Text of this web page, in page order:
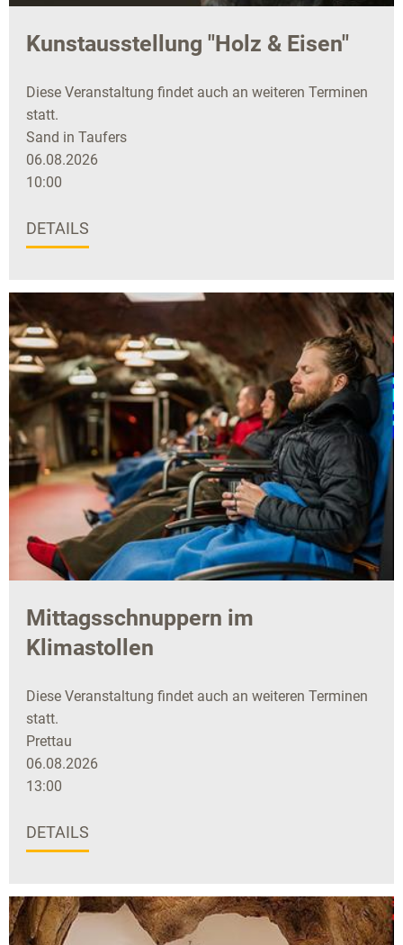
Kunstausstellung "Holz & Eisen"
Diese Veranstaltung findet auch an weiteren Terminen
statt.
Sand in Taufers
06.08.2026
10:00
DETAILS
Mittagsschnuppern im
Klimastollen
Diese Veranstaltung findet auch an weiteren Terminen
statt.
Prettau
06.08.2026
13:00
DETAILS